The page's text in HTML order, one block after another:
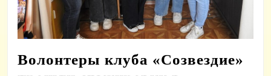
Волонтеры клуба «Созвездие»